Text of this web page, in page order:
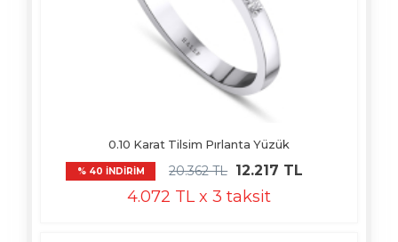
0.10 Karat Tilsim Pırlanta Yüzük
% 40 İNDİRİM 20.362 TL 12.217 TL
4.072 TL x 3 taksit